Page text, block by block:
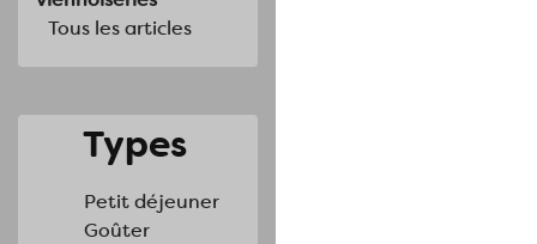
Tous les articles
Types
Petit déjeuner
Goûter